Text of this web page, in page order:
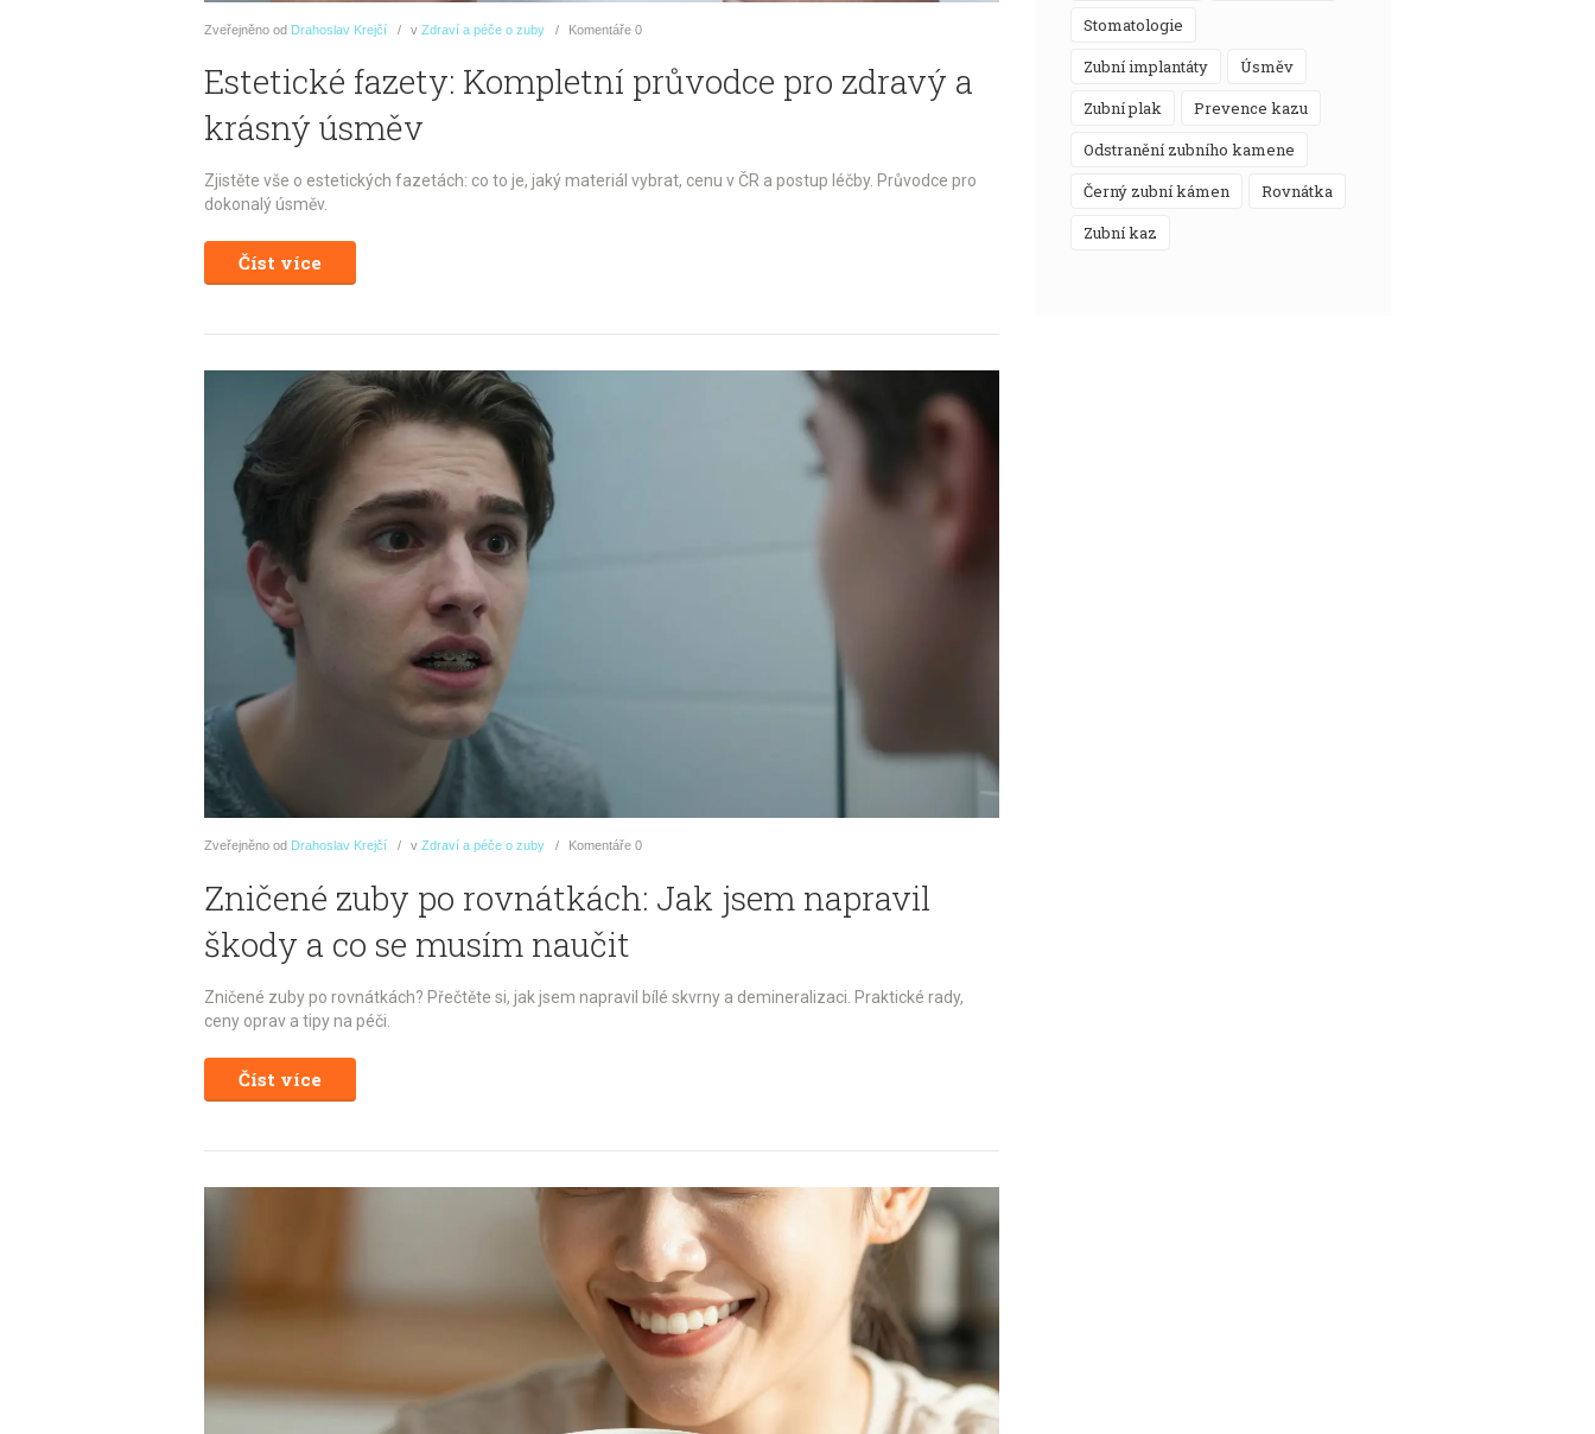
Zveřejněno od Drahoslav Krejčí v Zdraví a péče o zuby Komentáře 0
Estetické fazety: Kompletní průvodce pro zdravý a
krásný úsměv
Zjistěte vše o estetických fazetách: co to je, jaký materiál vybrat, cenu v ČR a postup léčby. Průvodce pro
dokonalý úsměv.
Číst více
Zveřejněno od Drahoslav Krejčí v Zdraví a péče o zuby Komentáře 0
Zničené zuby po rovnátkách: Jak jsem napravil
škody a co se musím naučit
Zničené zuby po rovnátkách? Přečtěte si, jak jsem napravil bílé skvrny a demineralizaci. Praktické rady,
ceny oprav a tipy na péči.
Číst více
stomatologie
zubní implantáty
úsměv
zubní plak
prevence kazu
odstranění zubního kamene
černý zubní kámen
rovnátka
zubní kaz